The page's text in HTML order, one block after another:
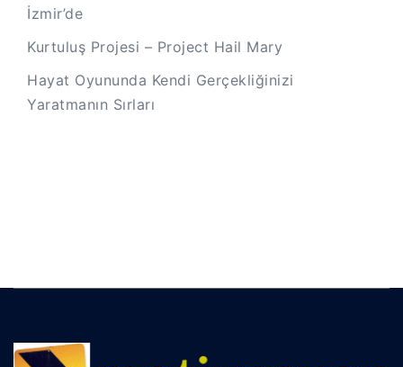
İzmir’de
Kurtuluş Projesi – Project Hail Mary
Hayat Oyununda Kendi Gerçekliğinizi
Yaratmanın Sırları